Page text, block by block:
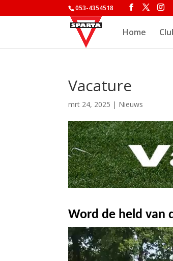
053-4354518
Home
Vacature
mrt 24, 2025 | Nieuws
Word de held van
Videospeler